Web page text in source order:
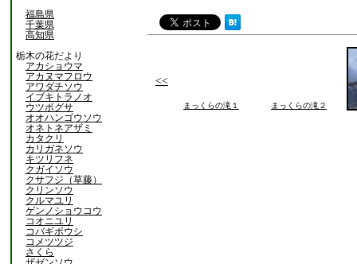
福島県
千葉県
高知県
栃木の花だより
アカショウマ
アカヌマフロウ
アワダチソウ
イブキトラノオ
ウツボグサ
オオハンゴウソウ
オネトネアザミ
カタクリ
カリガネソウ
キツリフネ
クガイソウ
クサフジ（草藤）
クリンソウ
クルマユリ
ゲンノショウコウ
コオニユリ
コバギボウシ
コメツツジ
さくら
<<
まっくらの滝１ まっくらの滝２